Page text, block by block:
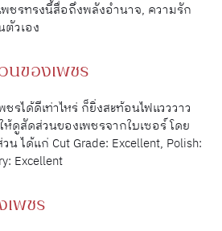
ชรทรงนี้สื่อถึงพลังอำนาจ, ความรัก
ตัวเอง
นของเพชร
ชรได้ดีเท่าไหร่ ก็ยิ่งสะท้อนไฟแวววาว
ดูสัดส่วนของเพชรจากใบเซอร์ โดย
ได้แก่ Cut Grade: Excellent, Polish:
Excellent
พชร